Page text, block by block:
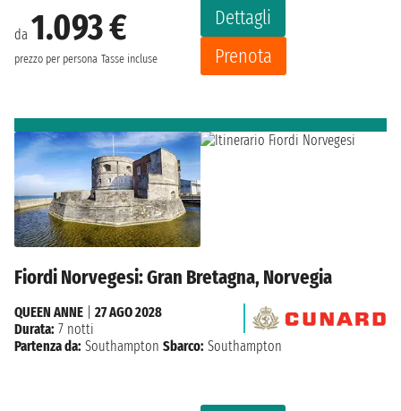
da 1.093 €
prezzo per persona Tasse incluse
Dettagli
Prenota
Fiordi Norvegesi: Gran Bretagna, Norvegia
QUEEN ANNE
27 AGO 2028
Durata: 7 notti
Partenza da: Southampton Sbarco: Southampton